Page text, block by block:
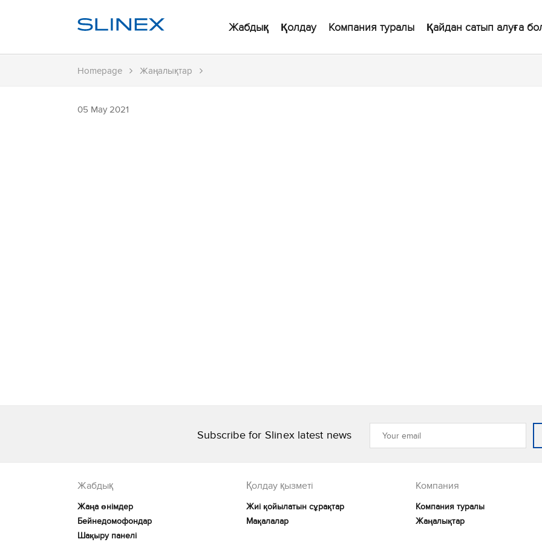
Жабдық Қолдау Компания туралы Қайдан сатып алуға
Homepage Жаңалықтар
05 May 2021
Subscribe for Slinex latest news
Жабдық
Жаңа өнімдер
Бейнедомофондар
Шақыру панелі
Қолдау қызметі
Жиі қойылатын сұрақтар
Мақалалар
Компания
Компания туралы
Жаңалықтар